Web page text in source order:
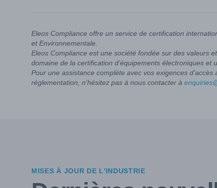
Eleos Compliance offre un service de certification
et Environnementale.
Eleos Compliance est une société fondée sur des valeurs
domaine de la certification d’équipements électroniques et
Pour une assistance complète avec vos exigences
réglementation, n’hésitez pas à nous contacter à
MISES À JOUR DE L'INDUSTRIE